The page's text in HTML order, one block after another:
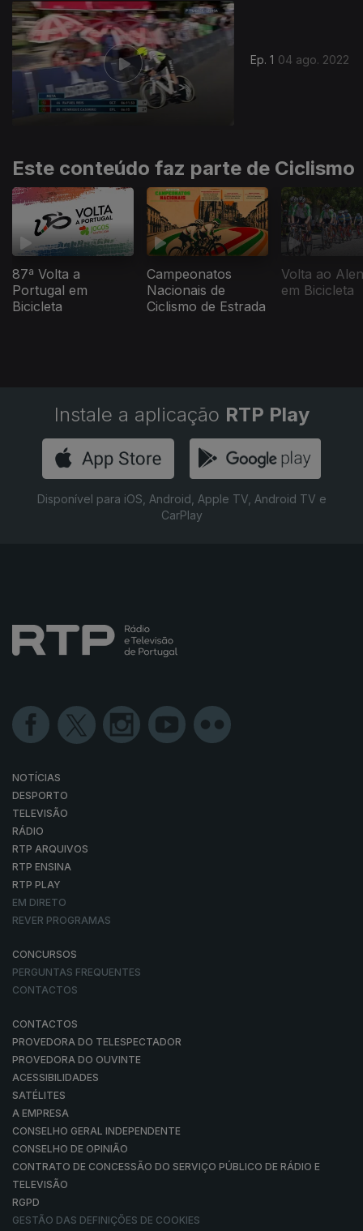
Ep. 1 04 ago. 2022
633807
Este conteúdo faz parte de Ciclismo
87ª Volta a
Portugal em
Bicicleta
Campeonatos
Nacionais de
Ciclismo de Estrada
Volta ao
em Bicicleta
Instale a aplicação RTP Play
Disponível para iOS, Android, Apple TV, Android TV e
CarPlay
NOTÍCIAS
DESPORTO
TELEVISÃO
RÁDIO
RTP ARQUIVOS
RTP ENSINA
RTP PLAY
EM DIRETO
REVER PROGRAMAS
CONCURSOS
PERGUNTAS FREQUENTES
CONTACTOS
CONTACTOS
PROVEDORA DO TELESPECTADOR
PROVEDORA DO OUVINTE
ACESSIBILIDADES
SATÉLITES
A EMPRESA
CONSELHO GERAL INDEPENDENTE
CONSELHO DE OPINIÃO
CONTRATO DE CONCESSÃO DO SERVIÇO PÚBLICO DE RÁDIO E
TELEVISÃO
RGPD
GESTÃO DAS DEFINIÇÕES DE COOKIES